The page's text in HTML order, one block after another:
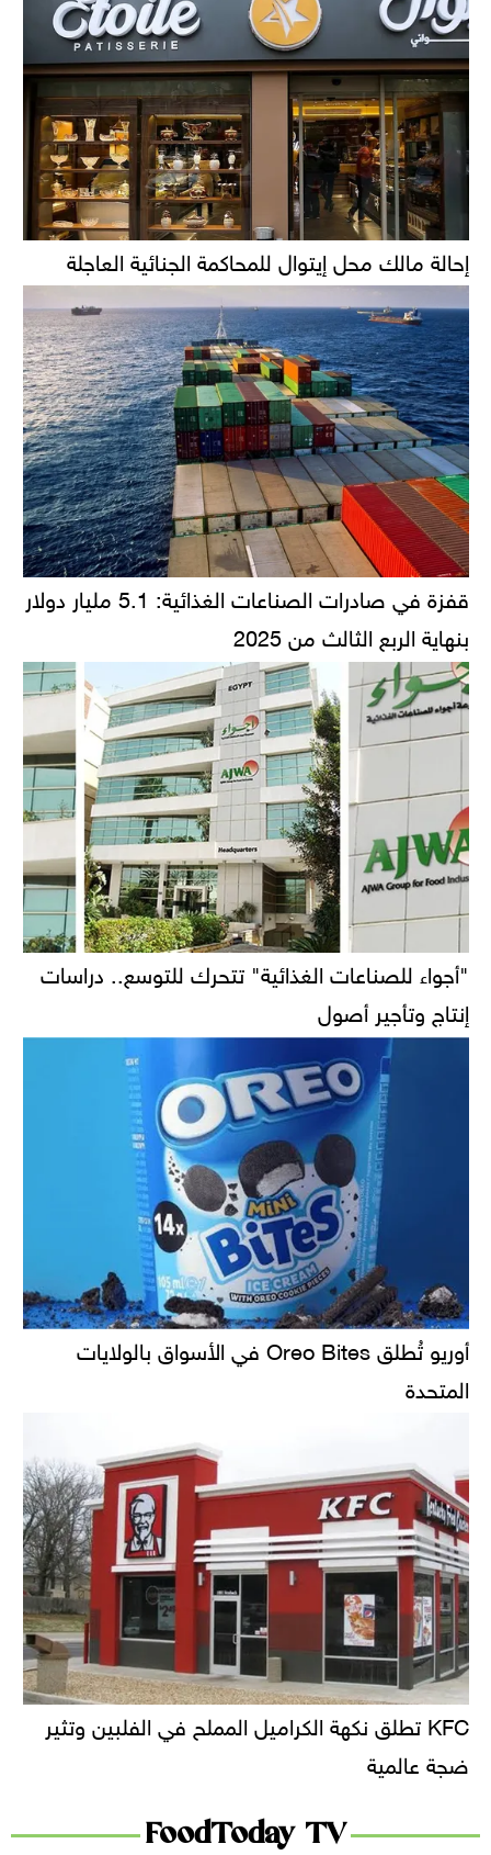
إحالة مالك محل إيتوال للمحاكمة الجنائية العاجلة
قفزة في صادرات الصناعات الغذائية: 5.1 مليار دولار
بنهاية الربع الثالث من 2025
"أجواء للصناعات الغذائية" تتحرك للتوسع.. دراسات
إنتاج وتأجير أصول
أوريو تُطلق Oreo Bites في الأسواق بالولايات
المتحدة
KFC تطلق نكهة الكراميل المملح في الفلبين وتثير
ضجة عالمية
FoodToday TV